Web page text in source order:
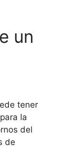
un
tener
la
del
de